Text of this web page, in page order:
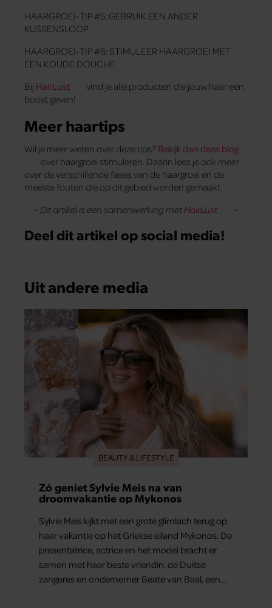
HAARGROEI-TIP #5: GEBRUIK EEN ANDER
KUSSENSLOOP
HAARGROEI-TIP #6: STIMULEER HAARGROEI MET
EEN KOUDE DOUCHE
Bij HairLust
vind je alle producten die jouw haar een
boost geven!
Meer haartips
Wil je meer weten over deze tips? Bekijk dan deze blog
over haargroei stimuleren. Daarin lees je ook meer
over de verschillende fases van de haargroei en de
meeste fouten die op dit gebied worden gemaakt.
– Dit artikel is een samenwerking met HairLust
Deel dit artikel op social media!
Uit andere media
BEAUTY & LIFESTYLE
Zó geniet Sylvie Meis na van
droomvakantie op Mykonos
Sylvie Meis kijkt met een grote glimlach terug op
haar vakantie op het Griekse eiland Mykonos. De
presentatrice, actrice en het model bracht er
samen met haar beste vriendin, de Duitse
zangeres en ondernemer Beate van Baal, een